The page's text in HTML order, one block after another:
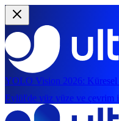
YOLO Vision 2026:
Eylül'de yüz yüze ve çevrim